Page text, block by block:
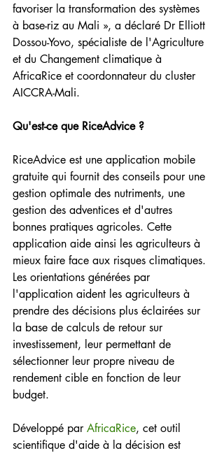
favoriser la transformation des systèmes
à base-riz au Mali », a déclaré Dr Elliott
Dossou-Yovo, spécialiste de l'Agriculture
et du Changement climatique à
AfricaRice et coordonnateur du cluster
AICCRA-Mali.
Qu'est-ce que RiceAdvice ?
RiceAdvice est une application mobile
gratuite qui fournit des conseils pour une
gestion optimale des nutriments, une
gestion des adventices et d'autres
bonnes pratiques agricoles. Cette
application aide ainsi les agriculteurs à
mieux faire face aux risques climatiques.
Les orientations générées par
l'application aident les agriculteurs à
prendre des décisions plus éclairées sur
la base de calculs de retour sur
investissement, leur permettant de
sélectionner leur propre niveau de
rendement cible en fonction de leur
budget.
Développé par AfricaRice, cet outil
scientifique d'aide à la décision est